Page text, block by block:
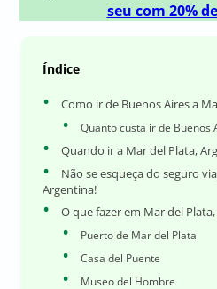
seu com 20%
Índice
Como ir de Buenos Aires a
Quanto custa ir de Buenos
Quando ir a Mar del Plata,
Não se esqueça do seguro
Argentina!
O que fazer em Mar del
Puerto de Mar del Plata
Casa del Puente
Museo del Hombre